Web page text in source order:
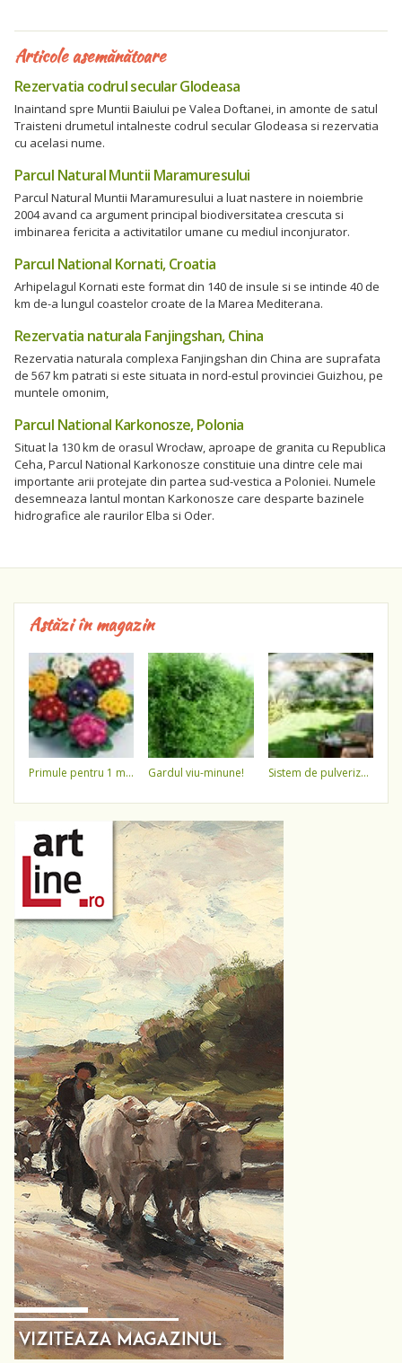
Articole asemănătoare
Rezervatia codrul secular Glodeasa
Inaintand spre Muntii Baiului pe Valea Doftanei, in amonte de satul
Traisteni drumetul intalneste codrul secular Glodeasa si rezervatia
cu acelasi nume.
Parcul Natural Muntii Maramuresului
Parcul Natural Muntii Maramuresului a luat nastere in noiembrie
2004 avand ca argument principal biodiversitatea crescuta si
imbinarea fericita a activitatilor umane cu mediul inconjurator.
Parcul National Kornati, Croatia
Arhipelagul Kornati este format din 140 de insule si se intinde 40 de
km de-a lungul coastelor croate de la Marea Mediterana.
Rezervatia naturala Fanjingshan, China
Rezervatia naturala complexa Fanjingshan din China are suprafata
de 567 km patrati si este situata in nord-estul provinciei Guizhou, pe
muntele omonim,
Parcul National Karkonosze, Polonia
Situat la 130 km de orasul Wrocław, aproape de granita cu Republica
Ceha, Parcul National Karkonosze constituie una dintre cele mai
importante arii protejate din partea sud-vestica a Poloniei. Numele
desemneaza lantul montan Karkonosze care desparte bazinele
hidrografice ale raurilor Elba si Oder.
Astăzi în magazin
primule pentru 1 martie 3,5 lei / ghiveci !!!! gardul viu-minune! sistem de pulverizare a apei